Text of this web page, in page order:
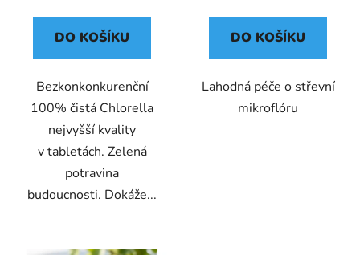
DO KOŠÍKU
Bezkonkonkurenční
100% čistá Chlorella
nejvyšší kvality
v tabletách. Zelená
potravina
budoucnosti. Dokáže...
DO KOŠÍKU
Lahodná péče o střevní
mikroflóru